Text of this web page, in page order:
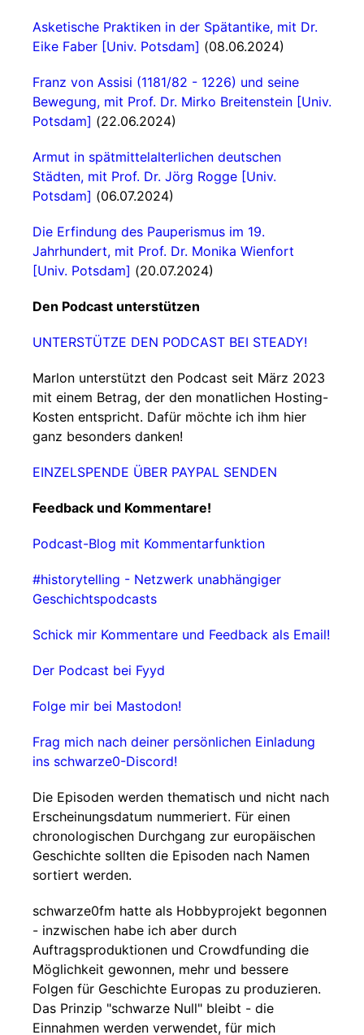
Asketische Praktiken in der Spätantike, mit Dr.
Eike Faber [Univ. Potsdam] (08.06.2024)
Franz von Assisi (1181/82 - 1226) und seine
Bewegung, mit Prof. Dr. Mirko Breitenstein [Univ.
Potsdam] (22.06.2024)
Armut in spätmittelalterlichen deutschen
Städten, mit Prof. Dr. Jörg Rogge [Univ.
Potsdam] (06.07.2024)
Die Erfindung des Pauperismus im 19.
Jahrhundert, mit Prof. Dr. Monika Wienfort
[Univ. Potsdam] (20.07.2024)
Den Podcast unterstützen
UNTERSTÜTZE DEN PODCAST BEI STEADY!
Marlon unterstützt den Podcast seit März 2023
mit einem Betrag, der den monatlichen Hosting-
Kosten entspricht. Dafür möchte ich ihm hier
ganz besonders danken!
EINZELSPENDE ÜBER PAYPAL SENDEN
Feedback und Kommentare!
Podcast-Blog mit Kommentarfunktion
#historytelling - Netzwerk unabhängiger
Geschichtspodcasts
Schick mir Kommentare und Feedback als Email!
Der Podcast bei Fyyd
Folge mir bei Mastodon!
Frag mich nach deiner persönlichen Einladung
ins schwarze0-Discord!
Die Episoden werden thematisch und nicht nach
Erscheinungsdatum nummeriert. Für einen
chronologischen Durchgang zur europäischen
Geschichte sollten die Episoden nach Namen
sortiert werden.
schwarze0fm hatte als Hobbyprojekt begonnen
- inzwischen habe ich aber durch
Auftragsproduktionen und Crowdfunding die
Möglichkeit gewonnen, mehr und bessere
Folgen für Geschichte Europas zu produzieren.
Das Prinzip "schwarze Null" bleibt - die
Einnahmen werden verwendet, für mich